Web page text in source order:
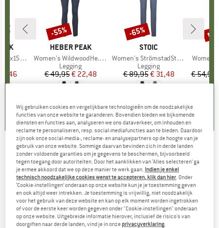
Loose Tank
prijs
MERK
HEBER PEAK
Artikel
Women's WildwoodHe. Tights
Productgroep
Legging
Prijs
€ 49,95Verlaagde prijs
€ 22,48
Korting
-55%
MERK
STOIC
Artikel
Women's StrömstadSt. Tech Tights
Productgroep
Legging
Prijs
€ 89,95Verlaagde prijs
€ 31,48
Korting
-65%
Artikel
€ 54,95
tot
KARI TRAA -Women's Tirill Hybrid Pants 2.0 -
Softshellbroek
(0)
Wij gebruiken cookies en vergelijkbare technologieën om de noodzakelijke
functies van onze website te garanderen. Bovendien bieden we bijkomende
diensten en functies aan, analyseren we ons dataverkeer, om inhouden en
reclame te personaliseren, resp. social-mediafuncties aan te bieden. Daardoor
zijn ook onze social-media-, reclame- en analysepartners op de hoogte van je
gebruik van onze website. Sommige daarvan bevinden zich in derde landen
zonder voldoende garanties om je gegevens te beschermen, bijvoorbeeld
tegen toegang door autoriteiten. Door het aanklikken van ‘Alles selecteren’ ga
je ermee akkoord dat we op deze manier te werk gaan. Indien je enkel
technisch noodzakelijke cookies wenst te accepteren, klik dan hier. Onder
‘Cookie-instellingen’ onderaan op onze website kun je je toestemming geven
en ook altijd weer intrekken. Je toestemming is vrijwillig, niet noodzakelijk
voor het gebruik van deze website en kan op elk moment worden ingetrokken
of voor de eerste keer worden gegeven onder "Cookie-instellingen" onderaan
op onze website. Uitgebreide informatie hierover, inclusief de risico's van
doorgiften naar derde landen, vind je in onze privacyverklaring.